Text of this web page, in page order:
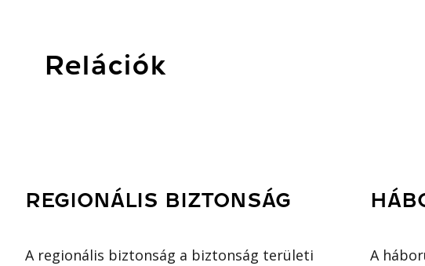
Relációk
REGIONÁLIS BIZTONSÁG
A regionális biztonság a biztonság területi
A